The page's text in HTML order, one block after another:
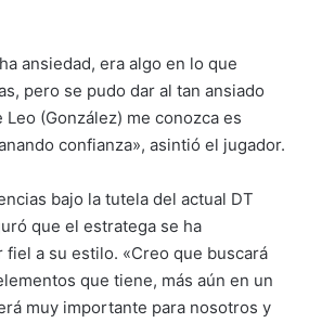
ansiedad, era algo en lo que
pero se pudo dar al tan ansiado
(González) me conozca es
confianza», asintió el jugador.
bajo la tutela del actual DT
que el estratega se ha
a su estilo. «Creo que buscará
que tiene, más aún en un
muy importante para nosotros y